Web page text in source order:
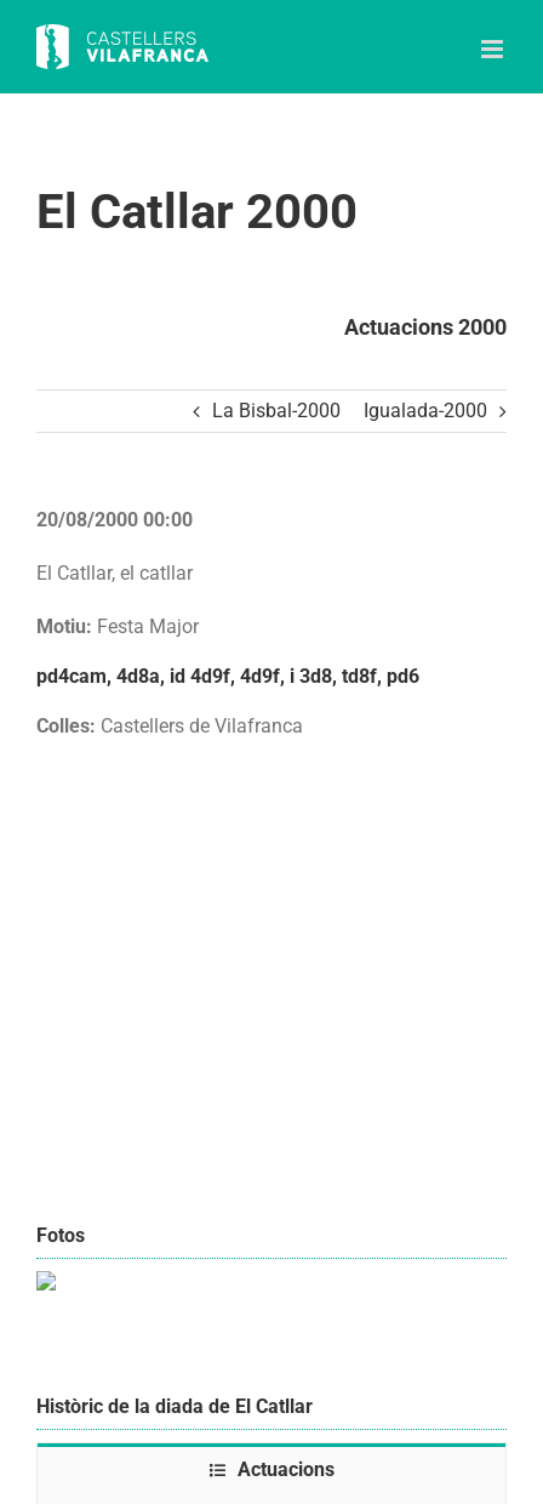
content
El Catllar 2000
Actuacions 2000
La Bisbal-2000 Igualada-2000
20/08/2000 00:00
El Catllar, el catllar
Motiu: Festa Major
pd4cam, 4d8a, id 4d9f, 4d9f, i 3d8, td8f, pd6
Colles: Castellers de Vilafranca
Fotos
Històric de la diada de El Catllar
Actuacions